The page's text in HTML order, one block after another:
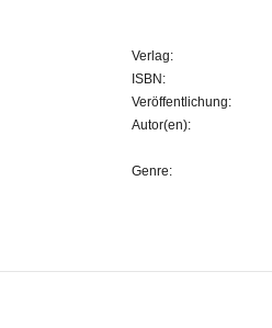
Verlag:
ISBN:
Veröffentlichung:
Autor(en):
Genre: